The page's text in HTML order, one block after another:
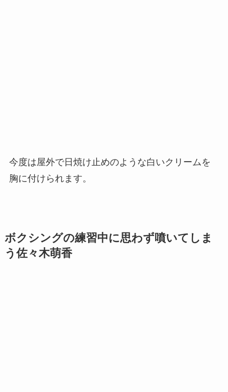
今度は屋外で日焼け止めのような白いクリームを
胸に付けられます。
ボクシングの練習中に思わず噴いてしま
う 佐々木萌香